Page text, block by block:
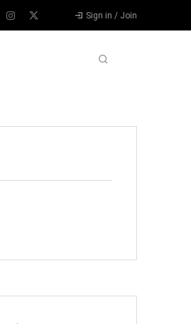
Sign in / Join